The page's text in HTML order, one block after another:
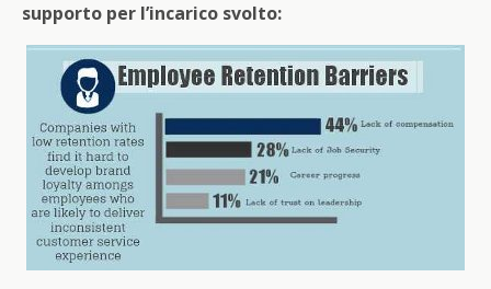
supporto per l’incarico svolto: